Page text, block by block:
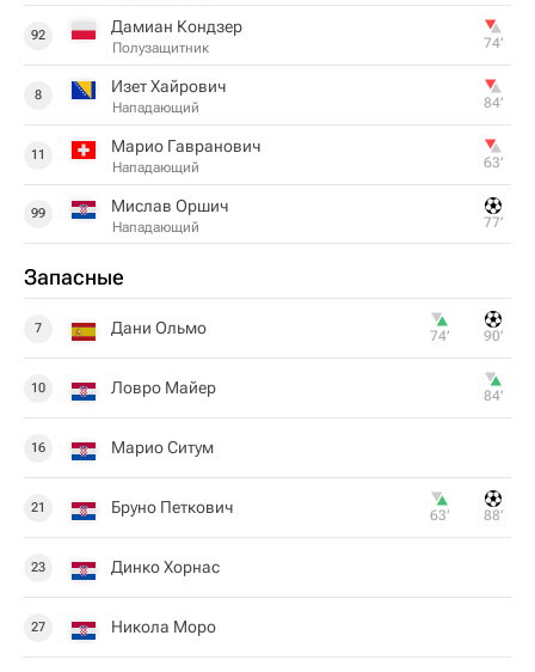
92 Дамиан Кондзер
Полузащитник 74‎’‎
8 Изет Хайрович
Нападающий 84‎’‎
11 Марио Гавранович
Нападающий 63‎’‎
99 Мислав Оршич
Нападающий 77‎’‎
Запасные
7 Дани Ольмо 74‎’‎ 90‎’‎
10 Ловро Майер 84‎’‎
16 Марио Ситум
21 Бруно Петкович 63‎’‎ 88‎’‎
23 Динко Хорнас
27 Никола Моро